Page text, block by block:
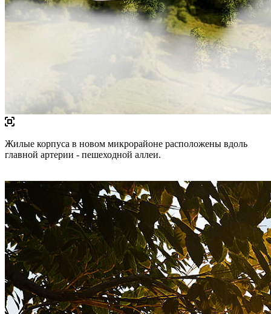
Жилые корпуса в новом микрорайоне расположены вдоль
главной артерии - пешеходной аллеи.